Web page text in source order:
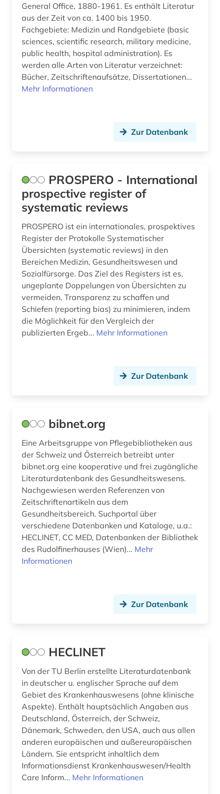
richtlinie (1)
sars-cov-2 (1)
sozialmanagement (1)
sozialpolitik (1)
sozialwissenschaften (1)
soziologie (1)
südamerika (1)
technologie (1)
telekommunikationswirtschaft (1)
umweltschutz (1)
umweltwissenschaften (3)
usa (1)
versicherungswesen (1)
verwaltungswissenschaft (1)
wirtschaftswissenschaften (1)
General Office, 1880-1961. Es enthält Literatur
aus der Zeit von ca. 1400 bis 1950.
Fachgebiete: Medizin und Randgebiete (basic
sciences, scientific research, military medicine,
public health, hospital administration). Es
werden alle Arten von Literatur verzeichnet:
Bücher, Zeitschriftenaufsätze, Dissertationen...
Mehr Informationen
Zur Datenbank
PROSPERO - International
prospective register of
systematic reviews
PROSPERO ist ein internationales, prospektives
Register der Protokolle Systematischer
Übersichten (systematic reviews) in den
Bereichen Medizin, Gesundheitswesen und
Sozialfürsorge. Das Ziel des Registers ist es,
ungeplante Doppelungen von Übersichten zu
vermeiden, Transparenz zu schaffen und
Schiefen (reporting bias) zu minimieren, indem
die Möglichkeit für den Vergleich der
publizierten Ergeb... Mehr Informationen
Zur Datenbank
bibnet.org
Eine Arbeitsgruppe von Pflegebibliotheken aus
der Schweiz und Österreich betreibt unter
bibnet.org eine kooperative und frei zugängliche
Literaturdatenbank des Gesundheitswesens.
Nachgewiesen werden Referenzen von
Zeitschriftenartikeln aus dem
Gesundheitsbereich. Suchportal über
verschiedene Datenbanken und Kataloge, u.a.:
HECLINET, CC MED, Datenbanken der Bibliothek
des Rudolfinerhauses (Wien)... Mehr
Informationen
Zur Datenbank
HECLINET
Von der TU Berlin erstellte Literaturdatenbank
in deutscher u. englischer Sprache auf dem
Gebiet des Krankenhauswesens (ohne klinische
Aspekte). Enthält hauptsächlich Angaben aus
Deutschland, Österreich, der Schweiz,
Dänemark, Schweden, den USA, auch aus allen
anderen europäischen und außereuropäischen
Ländern. Sie entspricht inhaltlich dem
Informationsdienst Krankenhauswesen/Health
Care Inform... Mehr Informationen